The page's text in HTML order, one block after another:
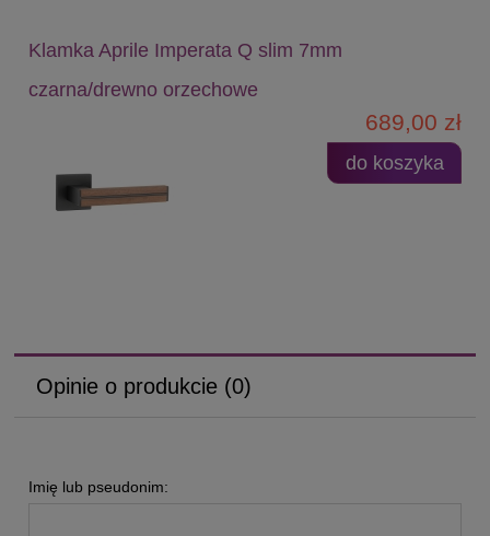
Klamka Aprile Imperata Q slim 7mm
czarna/drewno orzechowe
689,00 zł
do koszyka
Opinie o produkcie (0)
Imię lub pseudonim: